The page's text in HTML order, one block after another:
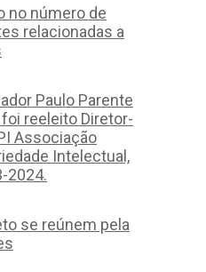
no número de
relacionadas a
Paulo Parente
reeleito Diretor-
Associação
Intelectual,
2024.
se reúnem pela